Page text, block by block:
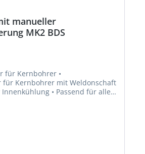
manueller
MK2 BDS
Kernbohrer •
für Kernbohrer mit Weldonschaft
• Passend für alle